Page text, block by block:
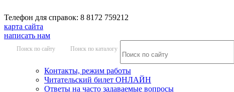
Телефон для справок: 8 8172 759212
карта сайта
написать нам
Поиск по сайту Поиск по каталогу
Контакты, режим работы
Читательский билет ОНЛАЙН
Ответы на часто задаваемые вопросы